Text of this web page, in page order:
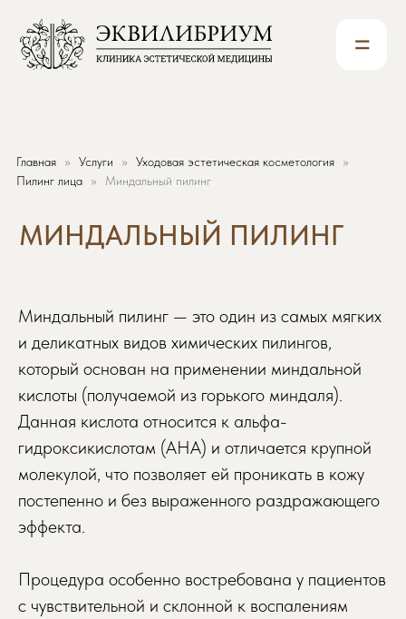
=
Главная Услуги
Уходовая эстетическая косметология
Пилинг лица
Миндальный пилинг
МИНДАЛЬНЫЙ ПИЛИНГ
Миндальный пилинг — это один из самых мягких
и деликатных видов химических пилингов,
который основан на применении миндальной
кислоты (получаемой из горького миндаля).
Данная кислота относится к альфа-
гидроксикислотам (AHA) и отличается крупной
молекулой, что позволяет ей проникать в кожу
постепенно и без выраженного раздражающего
эффекта.
Процедура особенно востребована у пациентов
с чувствительной и склонной к воспалениям